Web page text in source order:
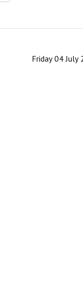
Friday 04 July